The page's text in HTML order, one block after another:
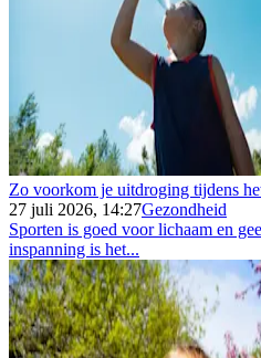
Zo voorkom je uitdroging tijdens
27 juli 2026, 14:27Gezondheid
Sporten is goed voor lichaam en
inspanning is het...